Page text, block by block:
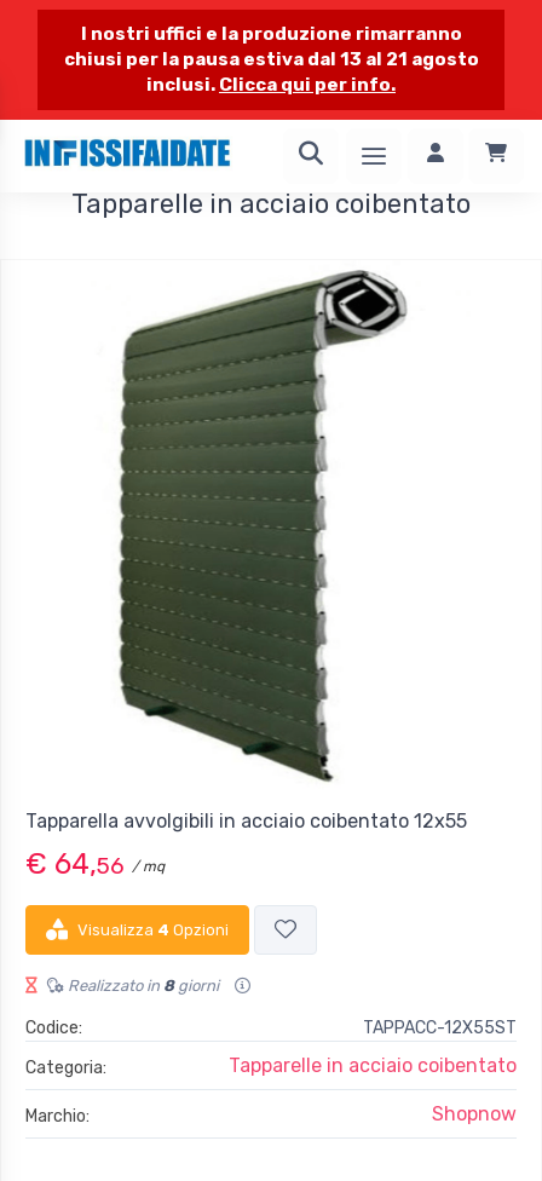
I nostri uffici e la produzione rimarranno
chiusi per la pausa estiva dal 13 al 21 agosto
inclusi. Clicca qui per info.
1 / 1
Tapparelle in acciaio coibentato
Tapparella avvolgibili in acciaio coibentato 12x55
€ 64,56 / mq
Visualizza 4 Opzioni
Realizzato in 8giorni
Codice:
TAPPACC-12X55ST
Categoria:
Tapparelle in acciaio coibentato
Marchio: Shopnow